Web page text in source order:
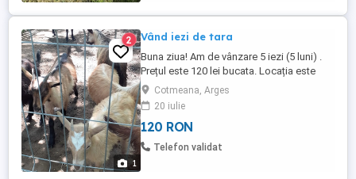
1
2 Vând iezi de tara
Buna ziua! Am de vânzare 5 iezi (5 luni) .
Prețul este 120 lei bucata. Locația este
Cotmeana Arges (Nr . 62). Sunați la .
Cotmeana, Arges
20 iulie
120 RON
Telefon validat